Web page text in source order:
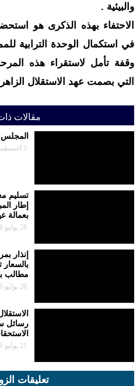
والبيئية .
الاحتفاء بهذه الذكرى هو
في استكمال الوحدة الترابية
وقفة تأمل لاستقراء هذه
التي بصمت عهد الاستقلال الزاهر
مقالات
5 أغسطس 2026
تسليم
إطار
بعمالة
28 يوليو 2026
إنذار
مطالب
28 يوليو 2026
رسائل
تعليقات